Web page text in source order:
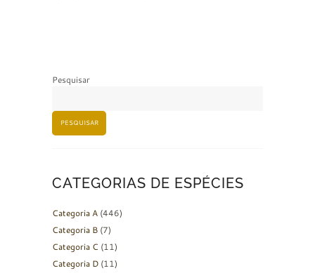
Pesquisar
PESQUISAR
CATEGORIAS DE ESPÉCIES
Categoria A (446)
Categoria B (7)
Categoria C (11)
Categoria D (11)